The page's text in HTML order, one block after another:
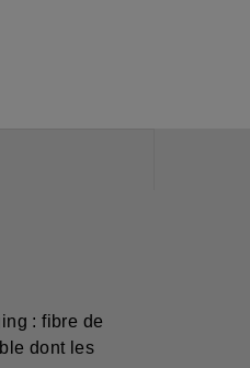
: fibre de
dont les